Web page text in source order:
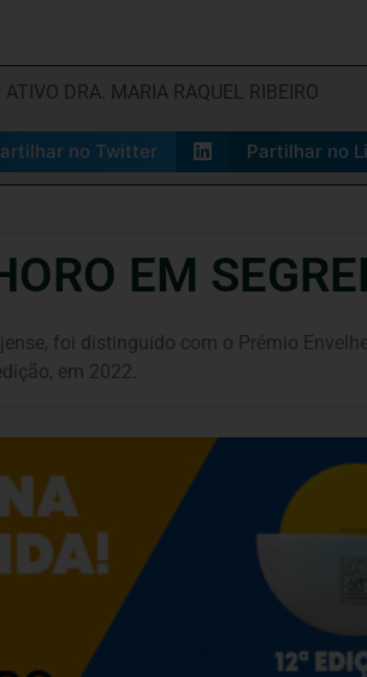
DRA. MARIA RAQUEL RIBEIRO
no Twitter Partilhar no
EM
foi distinguido com o Prémio
em 2022.